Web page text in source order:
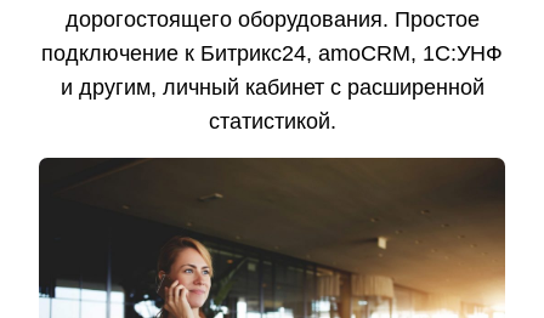
дорогостоящего оборудования. Простое
подключение к Битрикс24, amoCRM, 1C:УНФ
и другим, личный кабинет с расширенной
статистикой.